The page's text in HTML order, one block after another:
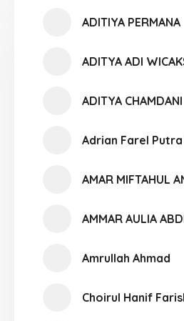
ADITIYA PERMANA
ADITYA ADI
ADITYA CHAMDANI
Adrian Farel
AMAR MIFTAHUL
AMMAR AULIA
Amrullah Ahmad
Choirul Hanif